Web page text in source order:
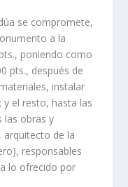
se compromete,
a la
poniendo como
pts., después de
instalar
y el resto, hasta las
las obras y
arquitecto de la
responsables
lo ofrecido por